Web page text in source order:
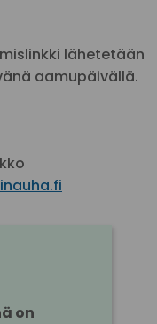
lähetetään
aamupäivällä.
on